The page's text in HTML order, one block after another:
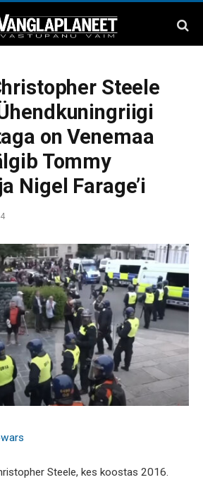
Steele
on Venemaa
Tommy
Nigel Farage’i
Steele, kes koostas 2016.